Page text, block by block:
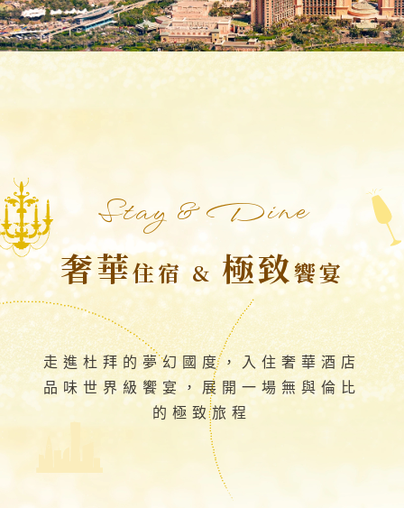
Stay & Dine
奢華住宿 & 極致饗宴
走進杜拜的夢幻國度，入住奢華酒店
品味世界級饗宴，展開一場無與倫比
的極致旅程
................................................................................